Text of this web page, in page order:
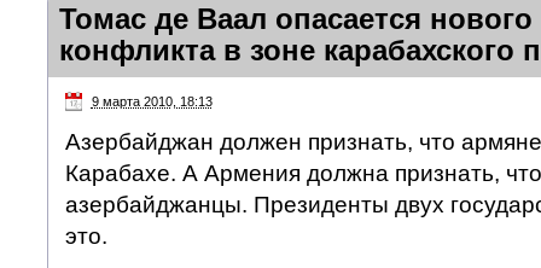
Томас де Ваал опасается
конфликта в зоне карабахского
9 марта 2010, 18:13
Азербайджан должен признать, что
Карабахе. А Армения должна признать,
азербайджанцы. Президенты двух
это.